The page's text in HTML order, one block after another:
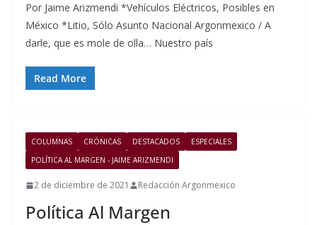
Por Jaime Arizmendi *Vehículos Eléctricos, Posibles en
México *Litio, Sólo Asunto Nacional Argonmexico / A
darle, que es mole de olla… Nuestro país
Read More
COLUMNAS CRÓNICAS DESTACADOS
ESPECIALES
POLÍTICA AL MARGEN - JAIME ARIZMENDI
2 de diciembre de 2021 Redacción Argonmexico
Política Al Margen